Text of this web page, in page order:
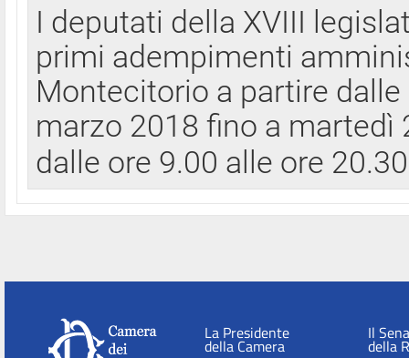
I deputati della XVIII
primi adempimenti
Montecitorio a partire
marzo 2018 fino a
dalle ore 9.00 alle ore
La Presidente
della Camera
Il
della